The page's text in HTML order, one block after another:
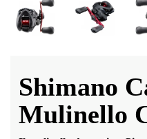
Shimano
Mulinello